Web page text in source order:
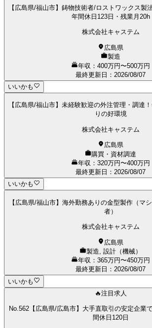
【広島県/福山市】鋳物技術者/ロストワックス製
年間休日123日・残業月20h
株式会社キャステム
広島県
製造
年収：400万円〜500万円
最終更新日 ： 2026/08/07
いいかも
【広島県/福山市】未経験歓迎の外注管理・調達
りの好環境
株式会社キャステム
広島県
購買・資材調達
年収：320万円〜400万円
最終更新日 ： 2026/08/07
いいかも
【広島県/福山市】海外勤務ありの金型製作（マ
者）
株式会社キャステム
広島県
製造, 設計（機械）
年収：365万円〜450万円
最終更新日 ： 2026/08/07
いいかも
🔥注目求人
No.562【広島県/広島市】大手直取引の安定企業
間休日120日